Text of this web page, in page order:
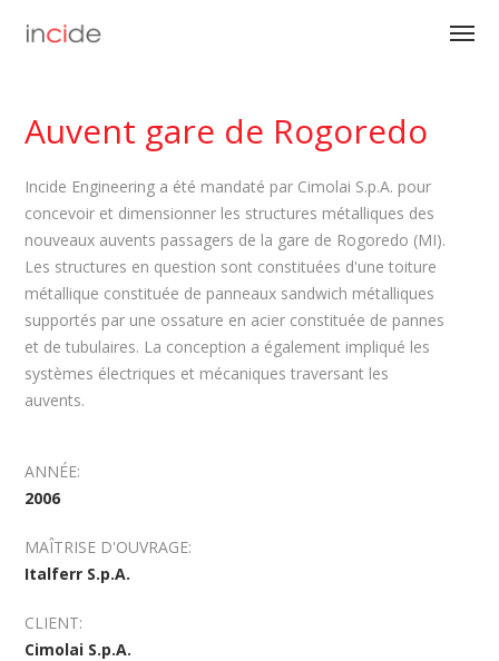
Auvent gare de Rogoredo
Incide Engineering a été mandaté par Cimolai S.p.A. pour
concevoir et dimensionner les structures métalliques des
nouveaux auvents passagers de la gare de Rogoredo (MI).
Les structures en question sont constituées d'une toiture
métallique constituée de panneaux sandwich métalliques
supportés par une ossature en acier constituée de pannes
et de tubulaires. La conception a également impliqué les
systèmes électriques et mécaniques traversant les
auvents.
ANNÉE:
2006
MAÎTRISE D'OUVRAGE:
Italferr S.p.A.
CLIENT:
Cimolai S.p.A.